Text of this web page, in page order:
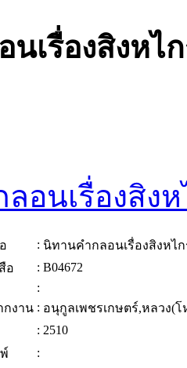
เรื่องสิงหไ
อนเรื่องสิง
: นิทานคำกลอนเรื่องสิงหไ
อ
: B04672
:
กงาน : อนุกูลเพชรเกษตร์,หลวง(
: 2510
: